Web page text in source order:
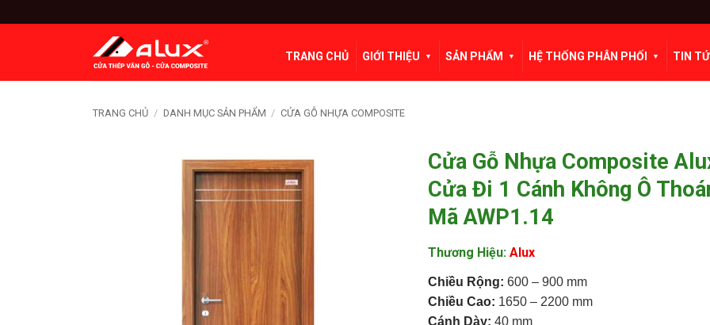
qua
TRANG CHỦ GIỚI THIỆU SẢN PHẨM HỆ THỐNG PHÂN PHỐI TIN
TRANG CHỦ / DANH MỤC SẢN PHẨM / CỬA GỖ NHỰA COMPOSITE
Cửa Gỗ Nhựa Composite
Cửa Đi 1 Cánh Không Ô
Mã AWP1.14
Thương Hiệu:Alux
Chiều Rộng: 600 – 900 mm
Chiều Cao: 1650 – 2200 mm
Cánh Dày: 40 mm